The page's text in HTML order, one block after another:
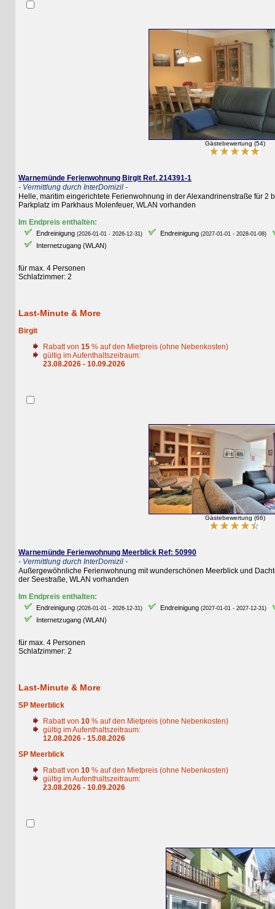
Gästebewertung (54)
Warnemünde Ferienwohnung Birgit Ref. 214391-1
- Vermittlung durch InterDomizil -
Helle, maritim eingerichtete Ferienwohnung in der Alexandrinenstraße für 2 bis
Parkplatz im Parkhaus Molenfeuer, WLAN vorhanden
Im Endpreis enthalten:
Endreinigung(2026-01-01 - 2026-12-31) Endreinigung(2027-01-01 - 2028-01-08)
Internetzugang (WLAN)
für max. 4 Personen
Schlafzimmer: 2
Last-Minute & More
Birgit
Rabatt von15% auf den Mietpreis (ohne Nebenkosten)
gültig im Aufenthaltszeitraum:
23.08.2026 - 10.09.2026
Gästebewertung (66)
Warnemünde Ferienwohnung Meerblick Ref: 50990
- Vermittlung durch InterDomizil -
Außergewöhnliche Ferienwohnung mit wunderschönen Meerblick und
der Seestraße, WLAN vorhanden
Im Endpreis enthalten:
Endreinigung(2026-01-01 - 2026-12-31) Endreinigung(2027-01-01 - 2027-12-31)
Internetzugang (WLAN)
für max. 4 Personen
Schlafzimmer: 2
Last-Minute & More
SP Meerblick
Rabatt von10% auf den Mietpreis (ohne Nebenkosten)
gültig im Aufenthaltszeitraum:
12.08.2026 - 15.08.2026
SP Meerblick
Rabatt von10% auf den Mietpreis (ohne Nebenkosten)
gültig im Aufenthaltszeitraum:
23.08.2026 - 10.09.2026